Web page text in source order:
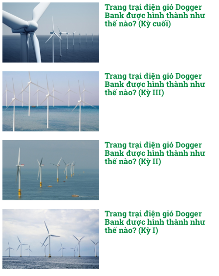
Trang trại điện gió Dogger
Bank được hình thành như
thế nào? (Kỳ cuối)
Trang trại điện gió Dogger
Bank được hình thành như
thế nào? (Kỳ III)
Trang trại điện gió Dogger
Bank được hình thành như
thế nào? (Kỳ II)
Trang trại điện gió Dogger
Bank được hình thành như
thế nào? (Kỳ I)